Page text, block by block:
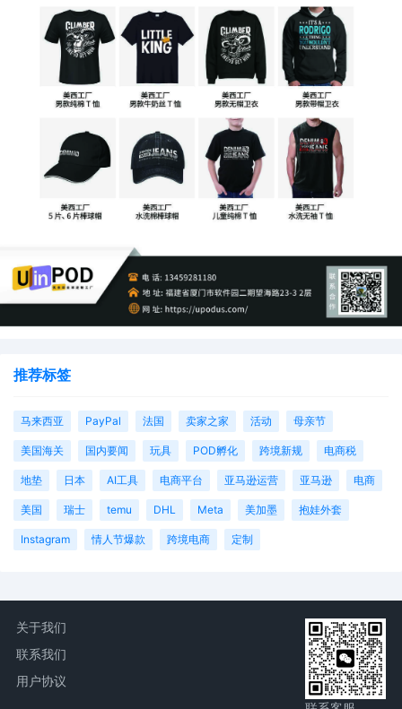
推荐标签
马来西亚 PayPal 法国 卖家之家 活动 母亲节
美国海关 国内要闻 玩具 POD孵化 跨境新规 电商税
地垫 日本 AI工具 电商平台 亚马逊运营 亚马逊 电商
美国 瑞士 temu DHL Meta 美加墨 抱娃外套
Instagram 情人节爆款 跨境电商 定制
关于我们
联系我们
用户协议